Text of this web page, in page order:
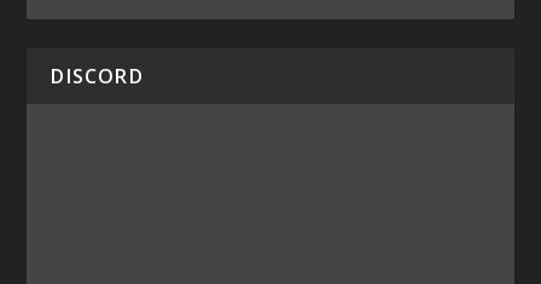
DISCORD